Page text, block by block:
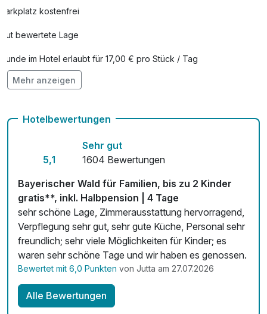
Parkplatz kostenfrei
Gut bewertete Lage
Hunde im Hotel erlaubt für 17,00 € pro Stück / Tag
Auch vegetarische Speisen
Mehr anzeigen
Hotelbewertungen
5,1
Sehr gut
1604 Bewertungen
Bayerischer Wald für Familien, bis zu 2 Kinder
gratis**, inkl. Halbpension | 4 Tage
sehr schöne Lage, Zimmerausstattung hervorragend,
Verpflegung sehr gut, sehr gute Küche, Personal sehr
freundlich; sehr viele Möglichkeiten für Kinder; es
waren sehr schöne Tage und wir haben es genossen.
Bewertet mit 6,0 Punkten von Jutta am 27.07.2026
Alle Bewertungen